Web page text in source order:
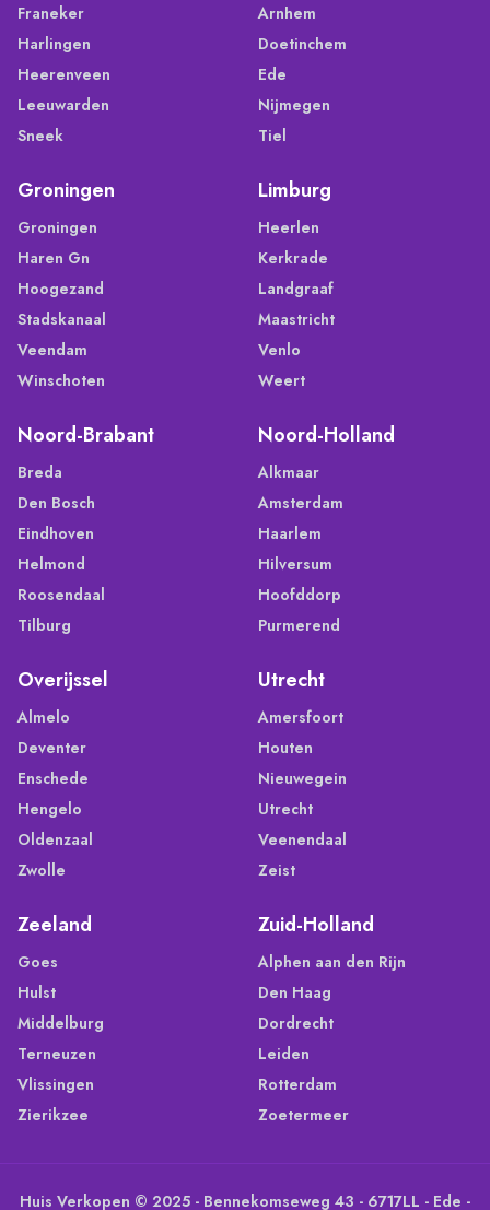
Franeker
Harlingen
Heerenveen
Leeuwarden
Sneek
Arnhem
Doetinchem
Ede
Nijmegen
Tiel
Groningen
Groningen
Haren Gn
Hoogezand
Stadskanaal
Veendam
Winschoten
Limburg
Heerlen
Kerkrade
Landgraaf
Maastricht
Venlo
Weert
Noord-Brabant
Breda
Den Bosch
Eindhoven
Helmond
Roosendaal
Tilburg
Noord-Holland
Alkmaar
Amsterdam
Haarlem
Hilversum
Hoofddorp
Purmerend
Overijssel
Almelo
Deventer
Enschede
Hengelo
Oldenzaal
Zwolle
Utrecht
Amersfoort
Houten
Nieuwegein
Utrecht
Veenendaal
Zeist
Zeeland
Goes
Hulst
Middelburg
Terneuzen
Vlissingen
Zierikzee
Zuid-Holland
Alphen aan den Rijn
Den Haag
Dordrecht
Leiden
Rotterdam
Zoetermeer
Huis Verkopen © 2025 - Bennekomseweg 43 - 6717LL - Ede -